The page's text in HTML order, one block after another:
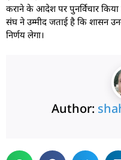
कराने के आदेश पर पुनर्विचार किया
संघ ने उम्मीद जताई है कि शासन
निर्णय लेगा।
Author: